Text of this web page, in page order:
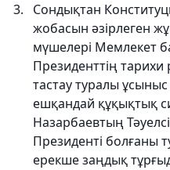
Сондықтан
жобасын әзірлеген
мүшелері Мемлекет
Президенттің тарихи
тастау туралы
ешқандай құқықтық
Назарбаевтың
Президенті болғаны
ерекше заңдық